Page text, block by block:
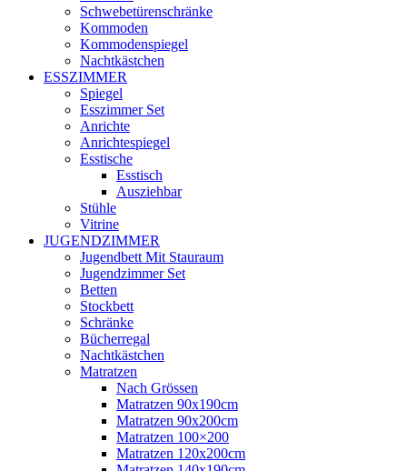
Schwebetürenschränke
Kommoden
Kommodenspiegel
Nachtkästchen
ESSZIMMER
Spiegel
Esszimmer Set
Anrichte
Anrichtespiegel
Esstische
Esstisch
Ausziehbar
Stühle
Vitrine
JUGENDZIMMER
Jugendbett Mit Stauraum
Jugendzimmer Set
Betten
Stockbett
Schränke
Bücherregal
Nachtkästchen
Matratzen
Nach Grössen
Matratzen 90x190cm
Matratzen 90x200cm
Matratzen 100×200
Matratzen 120x200cm